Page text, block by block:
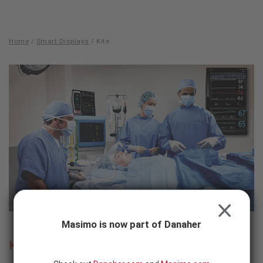
Home / Smart Displays / Kite
Kite
Kite™
Masimo is now part of Danaher
CLOSE